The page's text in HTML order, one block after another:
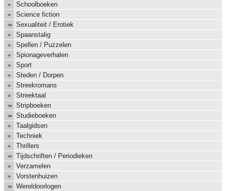
Schoolboeken
Science fiction
Sexualiteit / Erotiek
Spaanstalig
Spellen / Puzzelen
Spionageverhalen
Sport
Steden / Dorpen
Streekromans
Streektaal
Stripboeken
Studieboeken
Taalgidsen
Techniek
Thrillers
Tijdschriften / Periodieken
Verzamelen
Vorstenhuizen
Wereldoorlogen